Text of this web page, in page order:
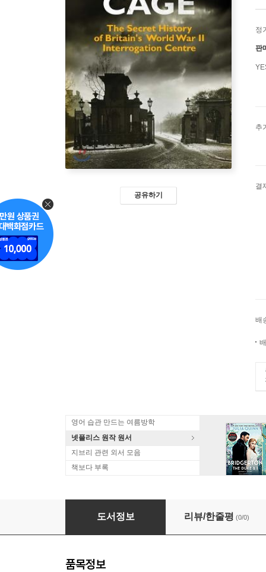
공유하기
정
판
추
결
배
영어 습관 만드는 여름방학
넷플리스 원작 원서
지브리 관련 외서 모음
책보다 부록
The London Cage
도서정보 리뷰/한줄평 (0/0)
품목정보